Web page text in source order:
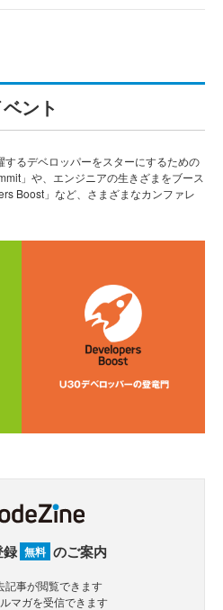
ント
るデベロッパーをスターにするための
」や、エンジニアの生きざまをブース
Boost」など、さまざまなカンファレ
無料 のご案内
記事が閲覧できます
マガを受信できます